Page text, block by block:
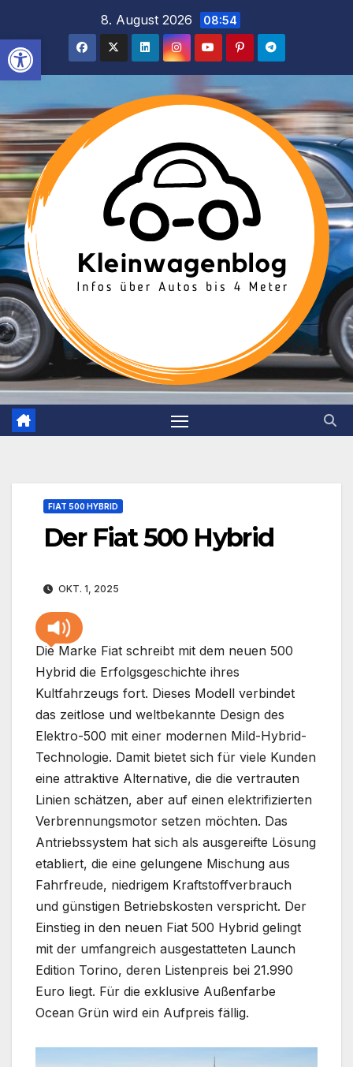
Werkzeugleiste öffnen
springen
8. August 2026 08:54
FIAT 500 HYBRID
Der Fiat 500 Hybrid
OKT. 1, 2025
Die Marke Fiat schreibt mit dem neuen 500
Hybrid die Erfolgsgeschichte ihres
Kultfahrzeugs fort. Dieses Modell verbindet
das zeitlose und weltbekannte Design des
Elektro-500 mit einer modernen Mild-Hybrid-
Technologie. Damit bietet sich für viele Kunden
eine attraktive Alternative, die die vertrauten
Linien schätzen, aber auf einen elektrifizierten
Verbrennungsmotor setzen möchten. Das
Antriebssystem hat sich als ausgereifte Lösung
etabliert, die eine gelungene Mischung aus
Fahrfreude, niedrigem Kraftstoffverbrauch
und günstigen Betriebskosten verspricht. Der
Einstieg in den neuen Fiat 500 Hybrid gelingt
mit der umfangreich ausgestatteten Launch
Edition Torino, deren Listenpreis bei 21.990
Euro liegt. Für die exklusive Außenfarbe
Ocean Grün wird ein Aufpreis fällig.